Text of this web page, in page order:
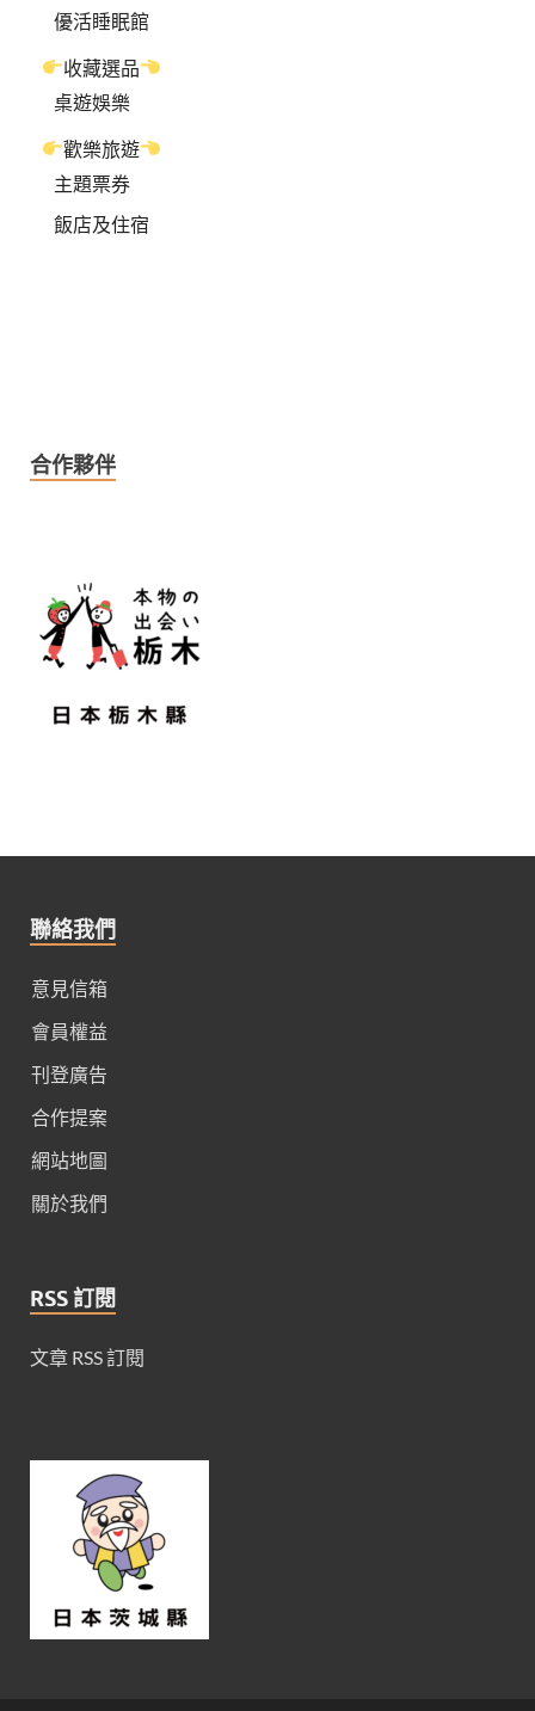
優活睡眠館
收藏選品
桌遊娛樂
歡樂旅遊
主題票券
飯店及住宿
合作夥伴
聯絡我們
意見信箱
會員權益
刊登廣告
合作提案
網站地圖
關於我們
RSS 訂閱
文章 RSS 訂閱